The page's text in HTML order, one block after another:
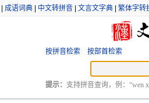
成语词典 中文转拼音 文言文字典 繁体字转
按拼音检索 按部首检索
提示： 支持拼音查询，例：“wen